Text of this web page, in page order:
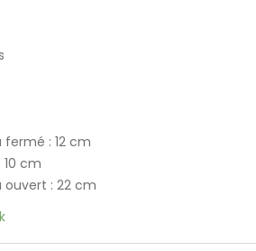
: 12 cm
cm
: 22 cm